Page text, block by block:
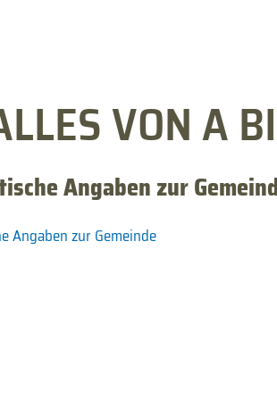
VON A
Angaben zur
Angaben zur Gemeinde